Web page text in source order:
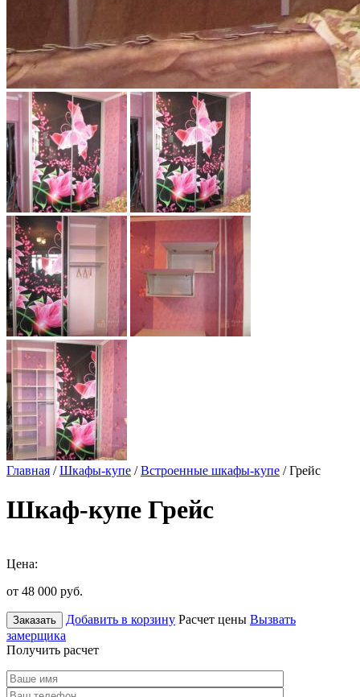
Главная /Шкафы-купе /Встроенные шкафы-купе / Грейс
Шкаф-купе Грейс
Цена:
от 48 000 руб.
Заказать Добавить в корзину Расчет цены Вызвать
замерщика
Получить расчет